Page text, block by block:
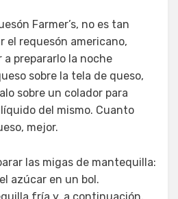
Farmer’s, no es tan
el requesón americano,
prepararlo la noche
sobre la tela de queso,
sobre un colador para
del mismo. Cuanto
mejor.
las migas de mantequilla:
azúcar en un bol.